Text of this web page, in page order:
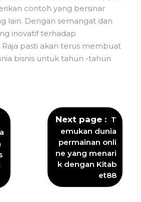
contoh yang bersinar
lain. Dengan semangat dan
inovatif terhadap
pasti akan terus membuat
bisnis untuk tahun -tahun
Next page
T
emukan dunia
permainan onli
ne yang menari
k dengan Kitab
et88